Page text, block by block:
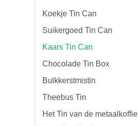
Koekje Tin Can
Suikergoed Tin Can
Kaars Tin Can
Chocolade Tin Box
Bulkkerstmistin
Theebus Tin
Het Tin van de metaalkoffie